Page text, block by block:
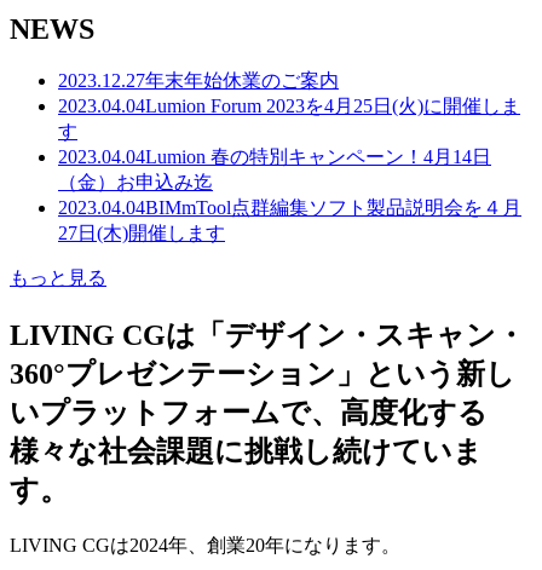
NEWS
2023.12.27年末年始休業のご案内
2023.04.04Lumion Forum 2023を4月25日(火)に開催しま
す
2023.04.04Lumion 春の特別キャンペーン！4月14日
（金）お申込み迄
2023.04.04BIMmTool点群編集ソフト製品説明会を４月
27日(木)開催します
もっと見る
LIVING CGは「デザイン・スキャン・
360°プレゼンテーション」という新し
いプラットフォームで、高度化する
様々な社会課題に挑戦し続けていま
す。
LIVING CGは2024年、創業20年になります。